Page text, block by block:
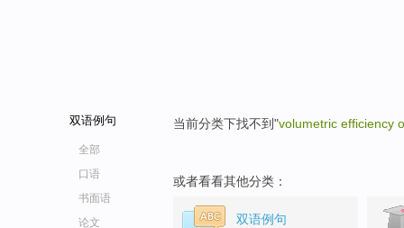
双语例句
全部
口语
书面语
论文
当前分类下找不到"volumetric efficiency
或者看看其他分类：
双语例句